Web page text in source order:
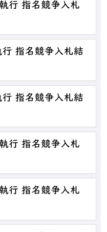
行 指名競争入札
指名競争入札結
指名競争入札結
行 指名競争入札
行 指名競争入札